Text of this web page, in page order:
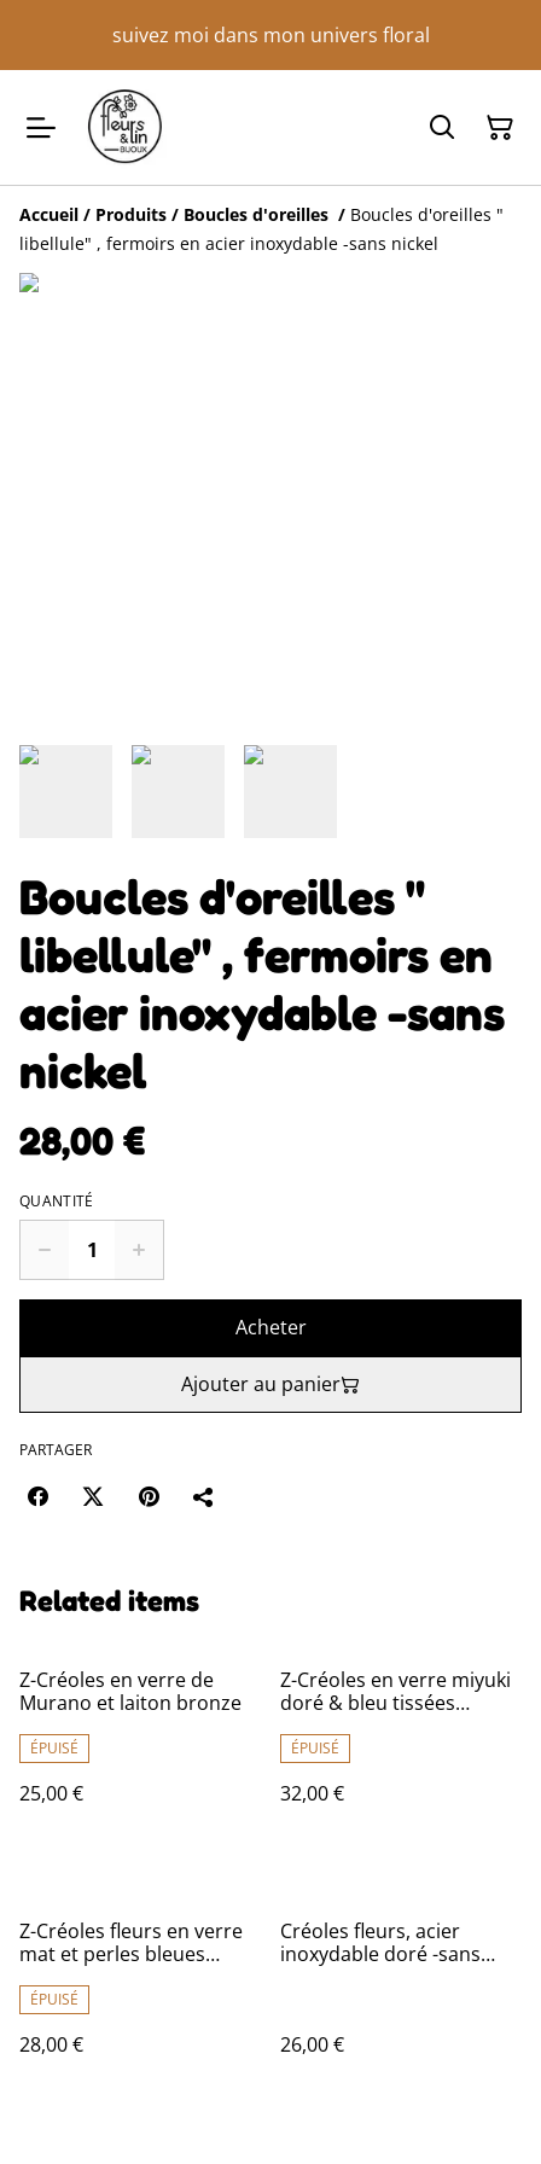
suivez moi dans mon univers floral
Accueil / Produits / Boucles d'oreilles / Boucles d'oreilles "
libellule" , fermoirs en acier inoxydable -sans nickel
Boucles d'oreilles "
libellule" , fermoirs en
acier inoxydable -sans
nickel
28,00 €
QUANTITÉ
Acheter
Ajouter au panier
PARTAGER
Related items
Z-Créoles en verre de
Murano et laiton bronze
ÉPUISÉ
25,00 €
Z-Créoles en verre miyuki
doré & bleu tissées
doré -sans nickel
ÉPUISÉ
32,00 €
Z-Créoles fleurs en verre
mat et perles bleues
doré -sans nickel pièce
unique
ÉPUISÉ
28,00 €
Créoles fleurs, acier
inoxydable doré -sans
26,00 €